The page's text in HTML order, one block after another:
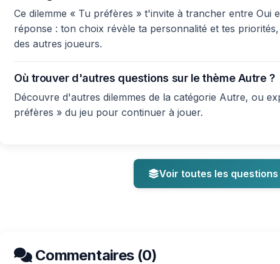
Ce dilemme « Tu préfères » t'invite à trancher entre Oui
réponse : ton choix révèle ta personnalité et tes
des autres joueurs.
Où trouver d'autres questions sur le thème Autre ?
Découvre d'autres dilemmes de la catégorie Autre, ou
préfères » du jeu pour continuer à jouer.
Voir toutes les
Commentaires (0)